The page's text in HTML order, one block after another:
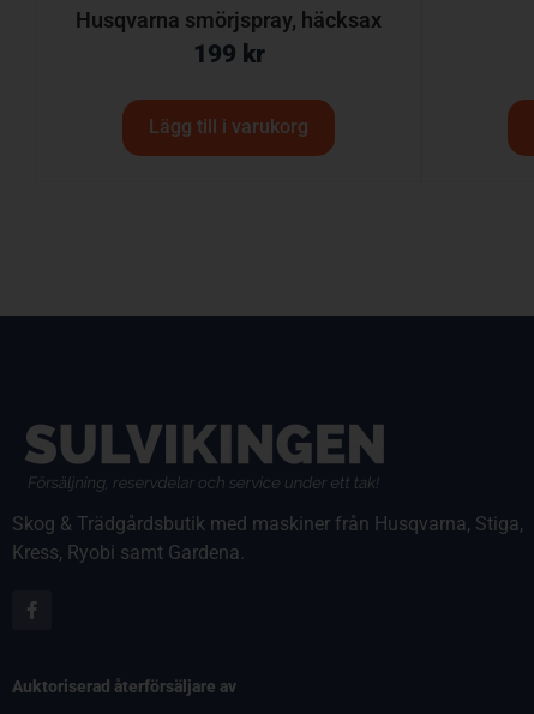
Husqvarna smörjspray, häcksax
199 kr
Lägg till i varukorg
Skog & Trädgårdsbutik med maskiner från Husqvarna, Stiga,
Kress, Ryobi samt Gardena.
Auktoriserad återförsäljare av